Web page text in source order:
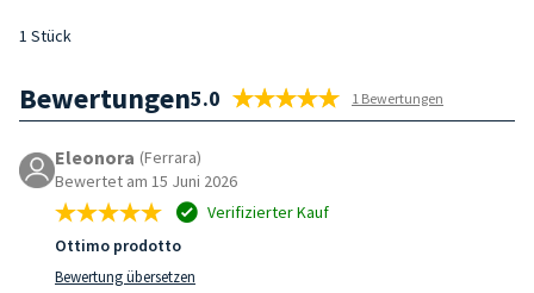
1 Stück
Bewertungen5.0 1 Bewertungen
Eleonora (Ferrara)
Bewertet am 15 Juni 2026
Verifizierter Kauf
Ottimo prodotto
Bewertung übersetzen